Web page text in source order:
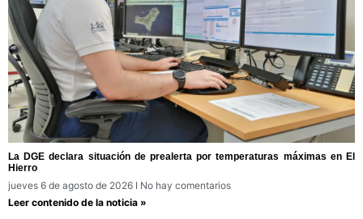
La DGE declara situación de prealerta por temperaturas máximas en El
Hierro
jueves 6 de agosto de 2026
No hay comentarios
Leer contenido de la noticia »